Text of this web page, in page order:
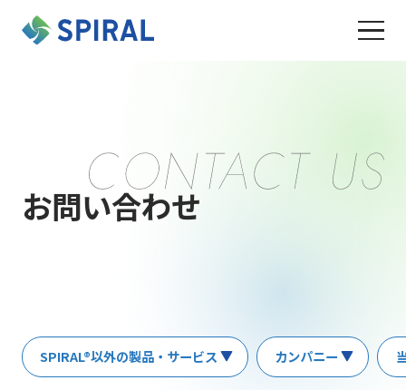
お問い合わせ
SPIRAL®以外の製品・サービス カンパニー